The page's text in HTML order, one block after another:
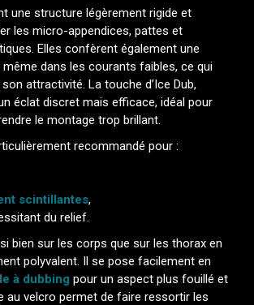
une structure légèrement rigide et
les micro-appendices, pattes et
Elles confèrent également une
dans les courants faibles, ce qui
attractivité. La touche d’Ice Dub,
éclat discret mais efficace, idéal pour
le montage trop brillant.
recommandé pour :
scintillantes,
du relief.
bien sur les corps que sur les thorax en
polyvalent. Il se pose facilement en
à dubbing pour un aspect plus fouillé et
au velcro permet de faire ressortir les